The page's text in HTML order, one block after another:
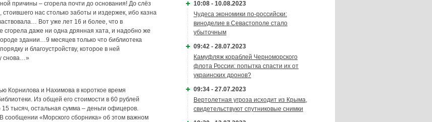
причины – сгорела почти до основания! До слёз
нас столько заботы и издержек, ибо казна
Вот уже лет 16 и более, что в
даже ни одна дрянная хата, и надобно же
здании…9 месяцев только что библиотека
и благоустройству, которое в ней
снова…»
Корнилова и Нахимова в короткое время
Из общей его стоимости в 60 рублей
тысяч, остальная сумма – деньги офицеров.
сообщении «Морского сборника» об этом важном
10:08 - 10.08.2023
Чудеса экономики по-российски:
виноделие в Севастополе стало
убыточным
09:42 - 28.07.2023
Камуфляж кораблей Черноморского
флота России: попытка спасти их от
украинских дронов?
09:34 - 27.07.2023
Вертолетная угроза исходит из Крыма,
свидетельствуют спутниковые снимки